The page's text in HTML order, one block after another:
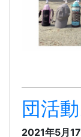
団活
2021年5月